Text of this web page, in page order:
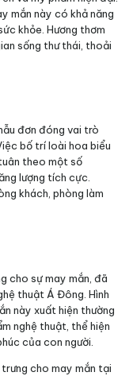
mắn này có khả năng
khỏe. Hương thơm
sống thư thái, thoải
đơn đóng vai trò
bố trí loài hoa biểu
theo một số
lượng tích cực.
khách, phòng làm
cho sự may mắn, đã
thuật Á Đông. Hình
này xuất hiện thường
nghệ thuật, thể hiện
của con người.
cho may mắn tại